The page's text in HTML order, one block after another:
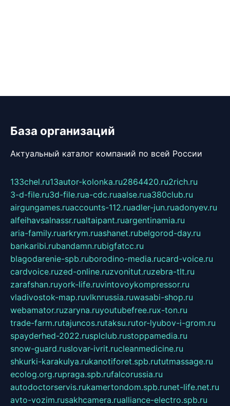
База организаций
Актуальный каталог компаний по всей России
133chel.ru13autor-kolonka.ru2864420.ru2rich.ru
3-d-file.ru3d-file.rua-cdc.ruaalse.rua380club.ru
airgungames.ruaccounts-112.ruadler-jun.ruadonyev.ru
alfeihavsalnassr.rualtaipant.ruargentinamia.ru
aria-family.ruarkrym.ruashanet.rubelgorod-day.ru
bankaribi.rubandamn.rubigfatcc.ru
blagodarenie-spb.ruborodino-media.rucard-voice.ru
cardvoice.ruzed-online.ruzvonitut.ruzebra-tlt.ru
zarafshan.ruyork-life.ruvintovoykompressor.ru
vladivostok-map.ruvlknrussia.ruwasabi-shop.ru
webamator.ruzaryna.ruyoutubefree.rux-ton.ru
trade-farm.rutajuncos.rutaksu.rutor-lyubov-i-grom.ru
spayderhed-2022.rusplclub.rustoppamedia.ru
snow-guard.ruslovar-ivrit.rucleanmedicine.ru
shkurki-karakulya.rukanotiforet.spb.rututmassage.ru
ecolog.org.rupraga.spb.rufalcorussia.ru
autodoctorservis.rukamertondom.spb.runet-life.net.ru
avto-vozim.rusakhcamera.rualliance-electro.spb.ru